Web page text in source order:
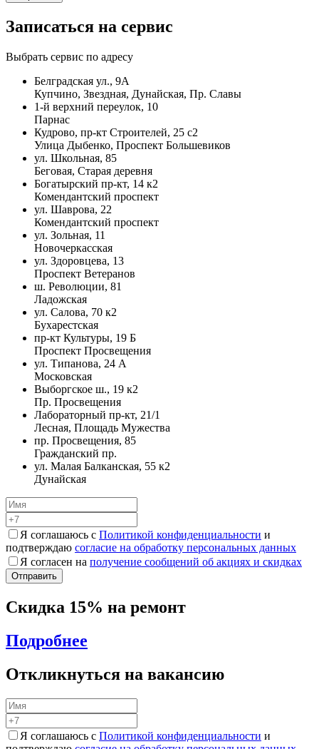
Записаться на сервис
Выбрать сервис по адресу
Белградская ул., 9А
Купчино, Звездная, Дунайская, Пр. Славы
1-й верхний переулок, 10
Парнас
Кудрово, пр-кт Строителей, 25 с2
Улица Дыбенко, Проспект Большевиков
ул. Школьная, 85
Беговая, Старая деревня
Богатырский пр-кт, 14 к2
Комендантский проспект
ул. Шаврова, 22
Комендантский проспект
ул. Зольная, 11
Новочеркасская
ул. Здоровцева, 13
Проспект Ветеранов
ш. Революции, 81
Ладожская
ул. Салова, 70 к2
Бухарестская
пр-кт Культуры, 19 Б
Проспект Просвещения
ул. Типанова, 24 А
Московская
Выборгское ш., 19 к2
Пр. Просвещения
Лабораторный пр-кт, 21/1
Лесная, Площадь Мужества
пр. Просвещения, 85
Гражданский пр.
ул. Малая Балканская, 55 к2
Дунайская
Я соглашаюсь с Политикой конфиденциальности и
подтверждаю согласие на обработку персональных данных
Я согласен на получение сообщений об акциях и скидках
Скидка 15% на ремонт
Подробнее
Откликнуться на вакансию
Я соглашаюсь с Политикой конфиденциальности и